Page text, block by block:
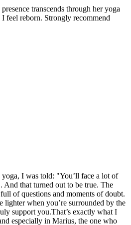
transcends through her yoga
feel reborn. Strongly recommend
I was told: "You’ll face a lot of
And that turned out to be true. The
of questions and moments of doubt.
lighter when you’re surrounded by the
support you.That’s exactly what I
especially in Marius, the one who